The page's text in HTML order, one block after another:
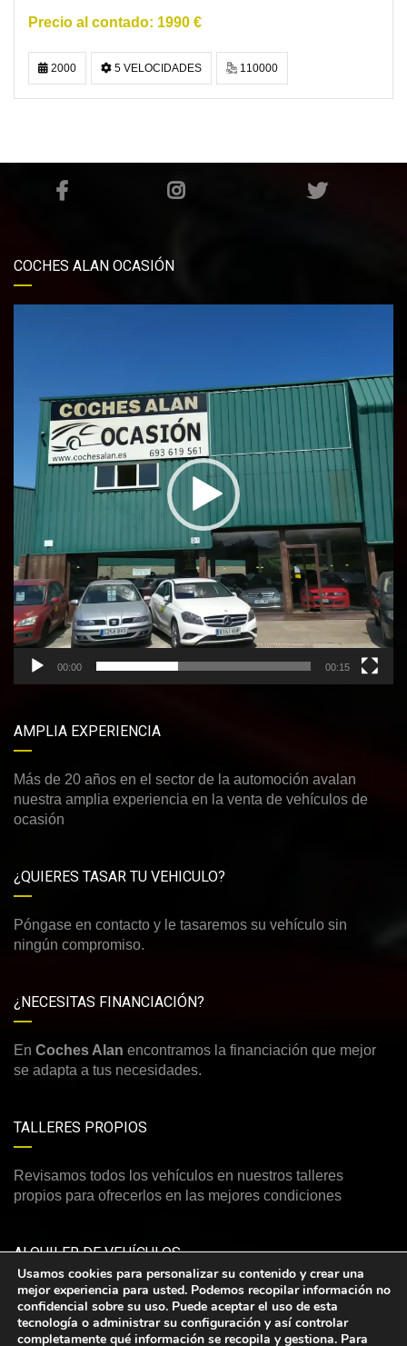
1990 €
2000 5 VELOCIDADES 110000
COCHES ALAN OCASIÓN
00:00 00:15
AMPLIA EXPERIENCIA
Más de 20 años en el sector de la automoción avalan
nuestra amplia experiencia en la venta de vehículos de
ocasión
¿QUIERES TASAR TU VEHICULO?
Póngase en contacto y le tasaremos su vehículo sin
ningún compromiso.
¿NECESITAS FINANCIACIÓN?
En Coches Alan encontramos la financiación que mejor
se adapta a tus necesidades.
TALLERES PROPIOS
Revisamos todos los vehículos en nuestros talleres
propios para ofrecerlos en las mejores condiciones
ALQUILER DE VEHÍCULOS
Consulte nuestra amplia y variada oferta de vehículos de
alquiler
Usamos cookies para personalizar su contenido y crear una
mejor experiencia para usted. Podemos recopilar información no
confidencial sobre su uso. Puede aceptar el uso de esta
tecnología o administrar su configuración y así controlar
completamente qué información se recopila y gestiona. Para